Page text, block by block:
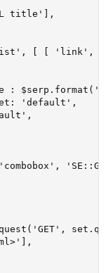
title'],
[ [ 'link',
:
'default',